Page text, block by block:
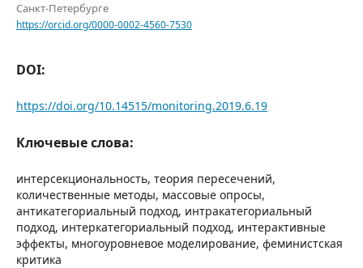
Санкт-Петербурге
https://orcid.org/0000-0002-4560-7530
DOI:
https://doi.org/10.14515/monitoring.2019.6.19
Ключевые слова:
интерсекциональность, теория пересечений,
количественные методы, массовые опросы,
антикатегориальный подход, интракатегориальный
подход, интеркатегориальный подход, интерактивные
эффекты, многоуровневое моделирование, феминистская
критика